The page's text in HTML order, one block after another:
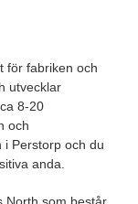
för fabriken och
utvecklar
8-20
och
i Perstorp och du
anda.